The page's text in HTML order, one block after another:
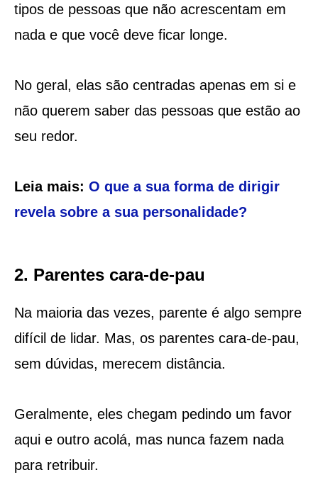
tipos de pessoas que não acrescentam em
nada e que você deve ficar longe.
No geral, elas são centradas apenas em si e
não querem saber das pessoas que estão ao
seu redor.
Leia mais: O que a sua forma de dirigir
revela sobre a sua personalidade?
2. Parentes cara-de-pau
Na maioria das vezes, parente é algo sempre
difícil de lidar. Mas, os parentes cara-de-pau,
sem dúvidas, merecem distância.
Geralmente, eles chegam pedindo um favor
aqui e outro acolá, mas nunca fazem nada
para retribuir.